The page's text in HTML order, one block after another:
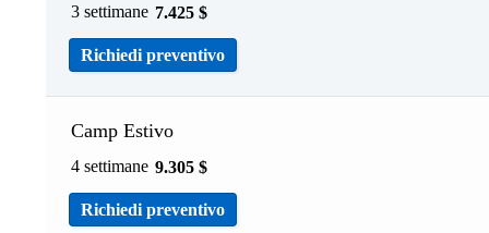
3 settimane 7.425 $
Richiedi preventivo
Camp Estivo
4 settimane 9.305 $
Richiedi preventivo